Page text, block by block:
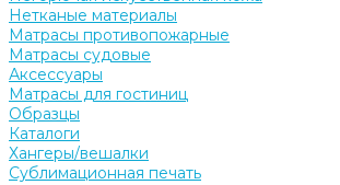
Нетканые материалы
Матрасы противопожарные
Матрасы судовые
Аксессуары
Матрасы для гостиниц
Образцы
Каталоги
Хангеры/вешалки
Сублимационная печать